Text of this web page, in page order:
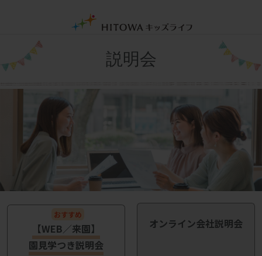
説明会
【WEB／来園】
園見学つき説明会
オンライン会社説明会